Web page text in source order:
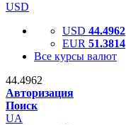
USD
USD 44.4962
EUR 51.3814
Все курсы валют
44.4962
Авторизация
Поиск
UA